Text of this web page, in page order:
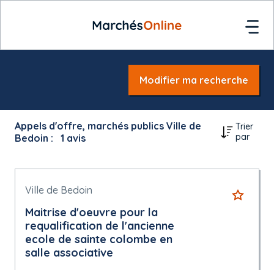
Modifier ma recherche
Appels d'offre, marchés publics Ville de
Bedoin :
1 avis
Trier
par
Ville de Bedoin
Maitrise d'oeuvre pour la
requalification de l'ancienne
ecole de sainte colombe en
salle associative